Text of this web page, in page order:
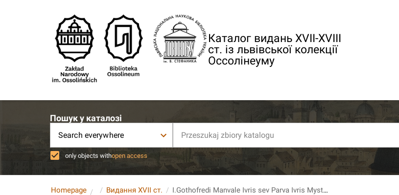
Каталог видань XVII-XVIII
ст. із львівської колекції
Оссолінеуму
Пошук у каталозі
Search everywhere
only objects withopen access
Homepage Видання XVII ст. I.Gothofredi Manvale Ivris sev Parva Ivris Mysteria...Nona Editio...